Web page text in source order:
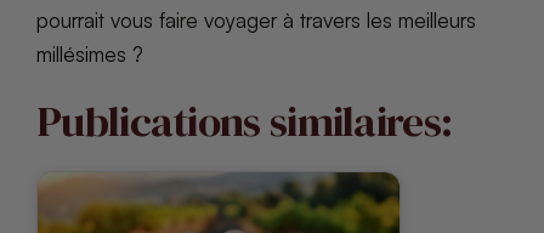
pourrait vous faire voyager à travers les meilleurs
millésimes ?
Publications similaires: